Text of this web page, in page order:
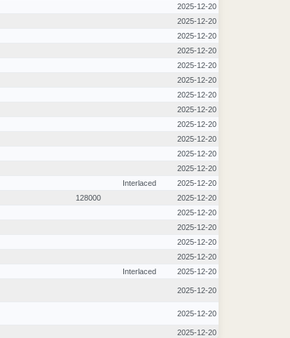
2025-12-20
2025-12-20
2025-12-20
2025-12-20
2025-12-20
2025-12-20
2025-12-20
2025-12-20
2025-12-20
2025-12-20
2025-12-20
2025-12-20
Interlaced
2025-12-20
128000
2025-12-20
2025-12-20
2025-12-20
2025-12-20
2025-12-20
Interlaced 2025-12-20
2025-12-20
2025-12-20
2025-12-20